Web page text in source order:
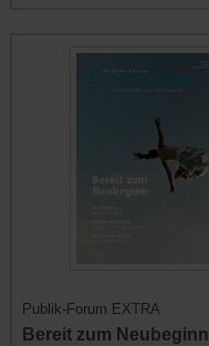
Publik-Forum EXTRA
Bereit zum Neubeginn